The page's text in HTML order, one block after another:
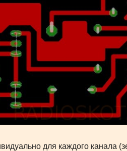
для каждого канала